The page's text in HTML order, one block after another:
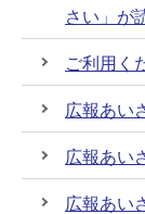
さい」が
ご利用く
広報あい
広報あい
広報あい